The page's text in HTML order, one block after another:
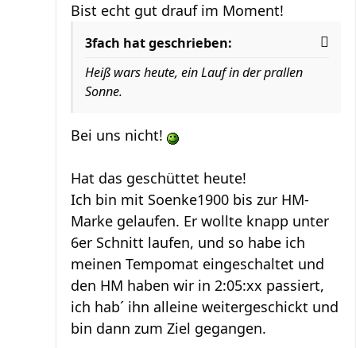
Bist echt gut drauf im Moment!
3fach hat geschrieben:
Heiß wars heute, ein Lauf in der prallen
Sonne.
Bei uns nicht!
Hat das geschüttet heute!
Ich bin mit Soenke1900 bis zur HM-
Marke gelaufen. Er wollte knapp unter
6er Schnitt laufen, und so habe ich
meinen Tempomat eingeschaltet und
den HM haben wir in 2:05:xx passiert,
ich hab´ ihn alleine weitergeschickt und
bin dann zum Ziel gegangen.